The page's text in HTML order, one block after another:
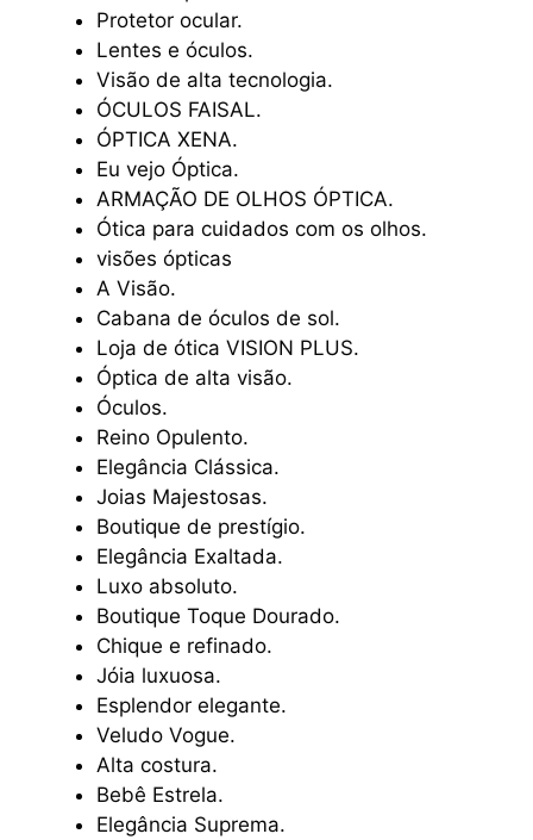
Protetor ocular.
Lentes e óculos.
Visão de alta tecnologia.
ÓCULOS FAISAL.
ÓPTICA XENA.
Eu vejo Óptica.
ARMAÇÃO DE OLHOS ÓPTICA.
Ótica para cuidados com os olhos.
visões ópticas
A Visão.
Cabana de óculos de sol.
Loja de ótica VISION PLUS.
Óptica de alta visão.
Óculos.
Reino Opulento.
Elegância Clássica.
Joias Majestosas.
Boutique de prestígio.
Elegância Exaltada.
Luxo absoluto.
Boutique Toque Dourado.
Chique e refinado.
Jóia luxuosa.
Esplendor elegante.
Veludo Vogue.
Alta costura.
Bebê Estrela.
Elegância Suprema.